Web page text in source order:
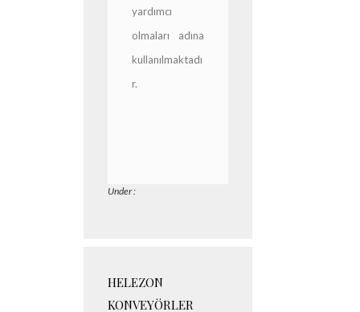
yardımcı
olmaları adına
kullanılmaktadı
r.
Under :
HELEZON
KONVEYÖRLER